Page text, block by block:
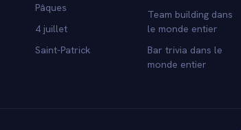
Pâques
4 juillet
Saint-Patrick
Team building dans
le monde entier
Bar trivia dans le
monde entier